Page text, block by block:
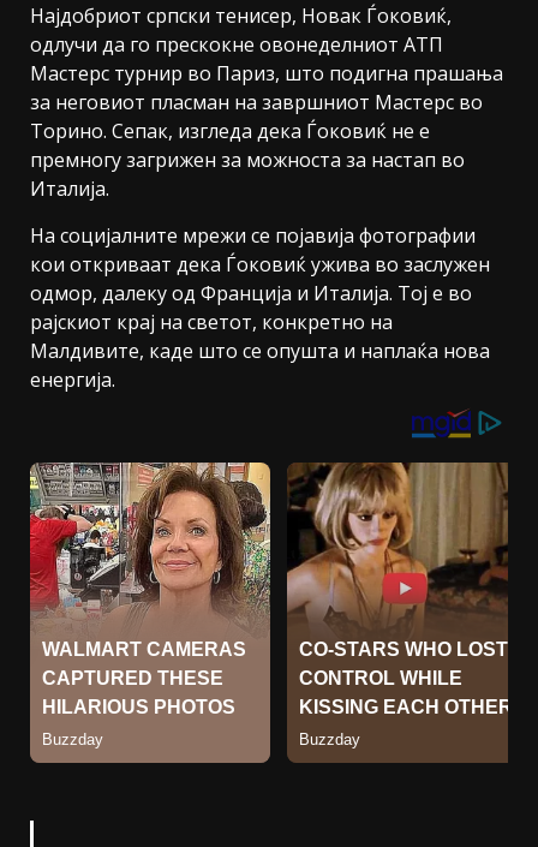
Најдобриот српски тенисер, Новак Ѓоковиќ,
одлучи да го прескокне овонеделниот АТП
Мастерс турнир во Париз, што подигна прашања
за неговиот пласман на завршниот Мастерс во
Торино. Сепак, изгледа дека Ѓоковиќ не е
премногу загрижен за можноста за настап во
Италија.
На социјалните мрежи се појавија фотографии
кои откриваат дека Ѓоковиќ ужива во заслужен
одмор, далеку од Франција и Италија. Тој е во
рајскиот крај на светот, конкретно на
Малдивите, каде што се опушта и наплаќа нова
енергија.